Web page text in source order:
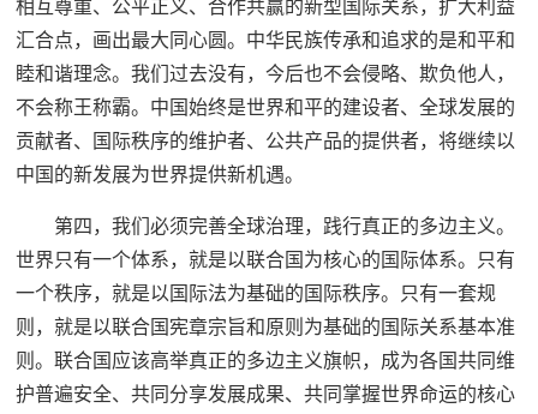
相互尊重、公平正义、合作共赢的新型国际关系，扩大利益
汇合点，画出最大同心圆。中华民族传承和追求的是和平和
睦和谐理念。我们过去没有，今后也不会侵略、欺负他人，
不会称王称霸。中国始终是世界和平的建设者、全球发展的
贡献者、国际秩序的维护者、公共产品的提供者，将继续以
中国的新发展为世界提供新机遇。
第四，我们必须完善全球治理，践行真正的多边主义。
世界只有一个体系，就是以联合国为核心的国际体系。只有
一个秩序，就是以国际法为基础的国际秩序。只有一套规
则，就是以联合国宪章宗旨和原则为基础的国际关系基本准
则。联合国应该高举真正的多边主义旗帜，成为各国共同维
护普遍安全、共同分享发展成果、共同掌握世界命运的核心